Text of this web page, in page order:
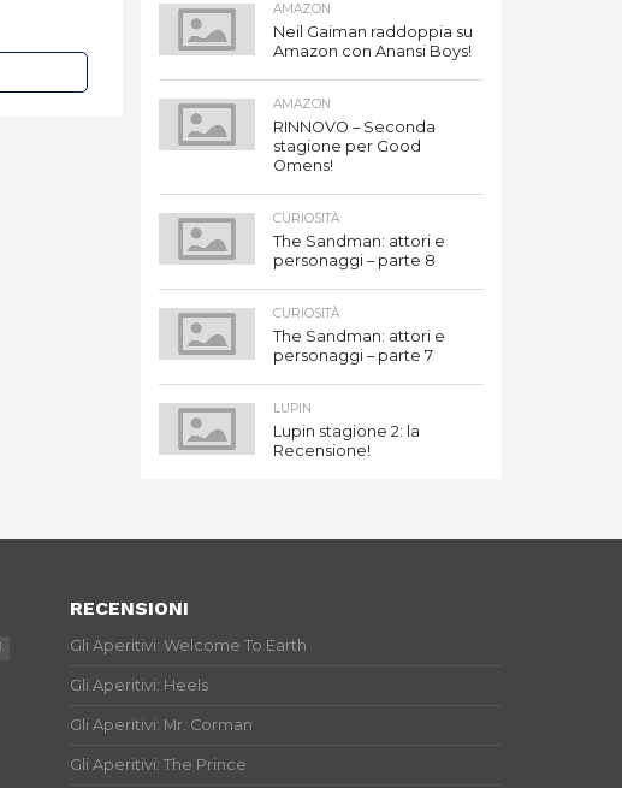
AMAZON
Neil Gaiman raddoppia su
Amazon con Anansi Boys!
AMAZON
RINNOVO – Seconda
stagione per Good
Omens!
CURIOSITÀ
The Sandman: attori e
personaggi – parte 8
CURIOSITÀ
The Sandman: attori e
personaggi – parte 7
LUPIN
Lupin stagione 2: la
Recensione!
RECENSIONI
Gli Aperitivi: Welcome To Earth
Gli Aperitivi: Heels
Gli Aperitivi: Mr. Corman
Gli Aperitivi: The Prince